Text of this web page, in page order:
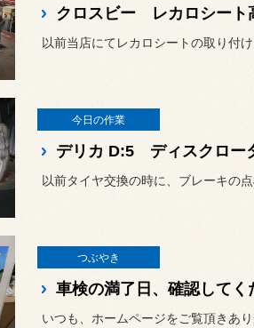
クロスビー レカロシート
今日の作業
デリカ D:5 ディスクロ
以前タイヤ交換の時に、ブレーキの
つぶやき
車検の満了日、確認してく
いつも、ホームページをご覧頂きあり